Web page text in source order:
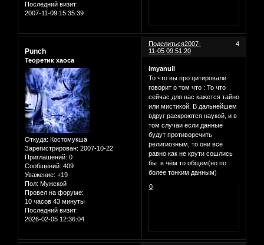
Последний визит:
2007-11-09 15:35:39
Поделиться 4
2007-
11-05 09:51:20
Punch
Теоретик хаоса
Откуда: Костомукша
Зарегистрирован: 2007-10-22
Приглашений: 0
Сообщений: 409
Уважение: +19
Пол: Мужской
Провел на форуме:
10 часов 43 минуты
Последний визит:
2026-02-05 12:36:04
imyanuil
То что вы про цитировали
говорит о том что : То что
сейчас для нас кажется тайно
или мистикой. В дальнейшем
вдруг раскроются наукой, и в
том случаи если данные
будут противоречить
религиозным, то они всё
равно как не крути сошлись
бы в чём то общем(но по
более тонким данным)
0